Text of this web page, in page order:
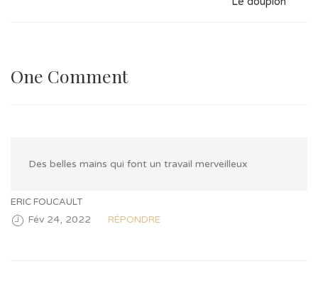
One Comment
Des belles mains qui font un travail merveilleux
ERIC FOUCAULT
Fév 24, 2022 RÉPONDRE